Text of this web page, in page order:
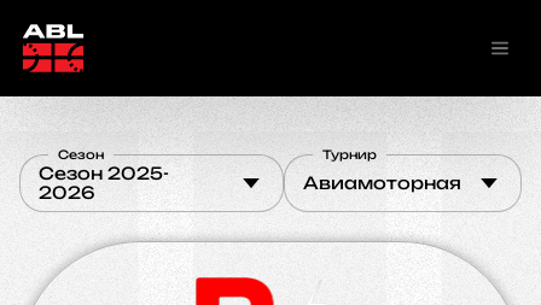
Сезон 2025-
2026
Сезон
Авиамоторная
Турнир